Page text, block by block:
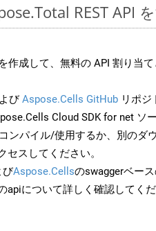
REST API
作成して、無料の API 割り当
びAspose.Cells GitHub リポジ
Cloud SDK for net ソ
ンパイル/使用するか、別のダ
セスしてください。
びAspose.Cellsのswaggerベー
apiについて詳しく確認してくだ